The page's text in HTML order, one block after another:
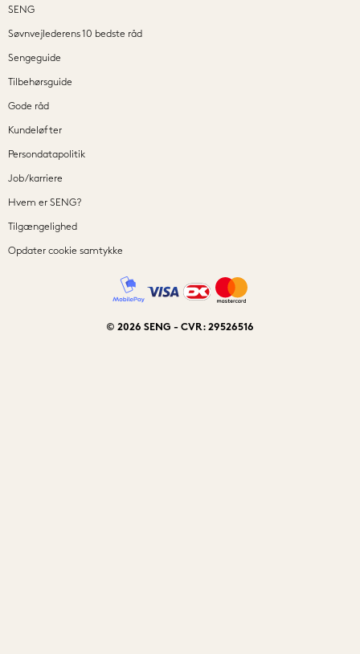
SENG
Søvnvejlederens 10 bedste råd
Sengeguide
Tilbehørsguide
Gode råd
Kundeløfter
Persondatapolitik
Job/karriere
Hvem er SENG?
Tilgængelighed
Opdater cookie samtykke
© 2026 SENG - CVR: 29526516